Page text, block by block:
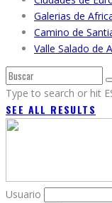
Galerias de
Camino de
Valle Salado de
Type to search or hit
SEE ALL RESULTS
Usuario